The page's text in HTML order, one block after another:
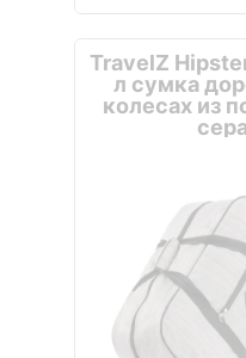
TravelZ
л сумка
колесах из